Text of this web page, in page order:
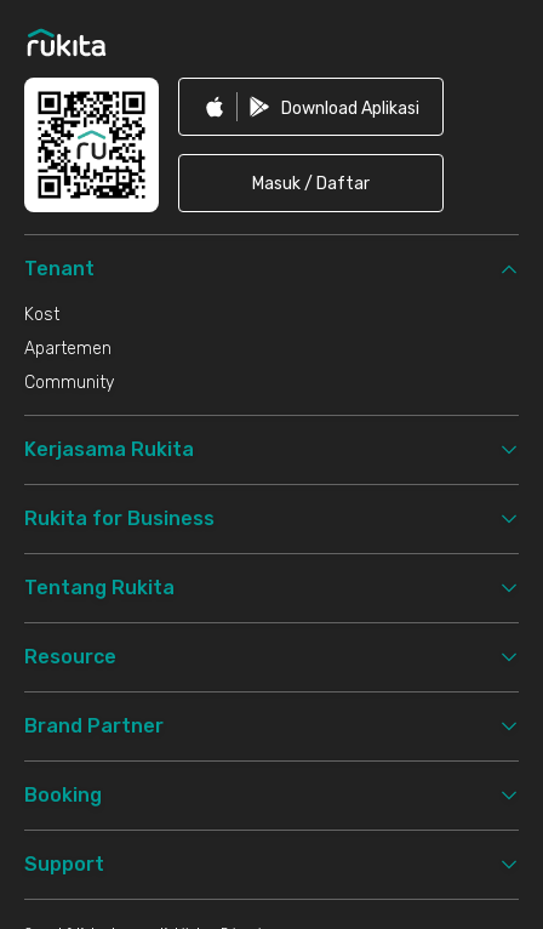
Download Aplikasi
Masuk / Daftar
Tenant
Kost
Apartemen
Community
Kerjasama Rukita
Rukita for Business
Tentang Rukita
Resource
Brand Partner
Booking
Support